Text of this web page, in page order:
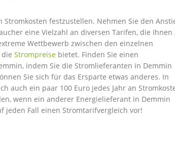
festzustellen. Nehmen Sie den
eine Vielzahl an diversen Tarifen, die Ihnen
Wettbewerb zwischen den einzelnen
Strompreise bietet. Finden Sie einen
indem Sie die Stromlieferanten in Demmin
Sie sich für das Ersparte etwas anderes. In
auch ein paar 100 Euro jedes Jahr an
wenn ein anderer Energielieferant in Demmin
jeden Fall einen Stromtarifvergleich vor!